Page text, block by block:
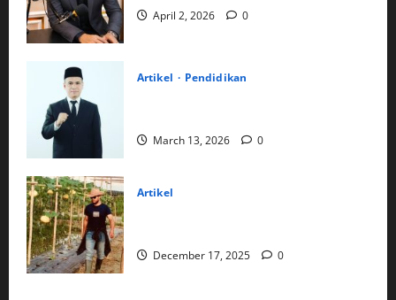
April 2, 2026 0
Artikel Pendidikan
March 13, 2026 0
Artikel
December 17, 2025 0